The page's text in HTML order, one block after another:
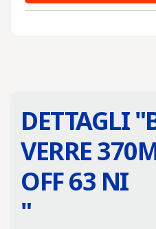
DETTAGLI "
VERRE
OFF 63 NI
"